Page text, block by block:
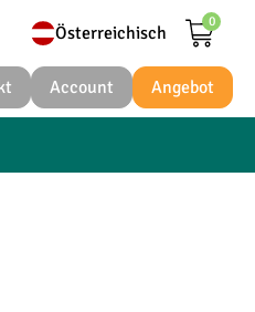
Österreichisch
Nederlands
0
Account Angebot